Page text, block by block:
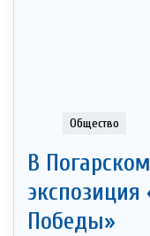
Общество
В
Победы»